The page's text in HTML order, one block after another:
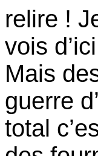
relire !
vois
Mais
guerre
total